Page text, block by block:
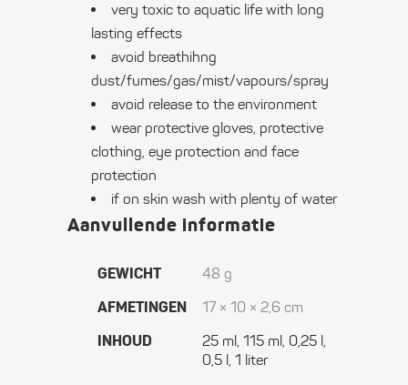
very toxic to aquatic life with long
lasting effects
avoid breathihng
dust/fumes/gas/mist/vapours/spray
avoid release to the environment
wear protective gloves, protective
clothing, eye protection and face
protection
if on skin wash with plenty of water
Aanvullende informatie
GEWICHT 48 g
AFMETINGEN 17 × 10 × 2,6 cm
INHOUD
25 ml, 115 ml, 0,25 l,
0,5 l, 1 liter